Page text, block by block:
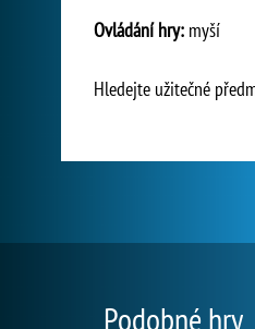
Ovládání hry: myší
Hledejte užitečné
Podobné hry